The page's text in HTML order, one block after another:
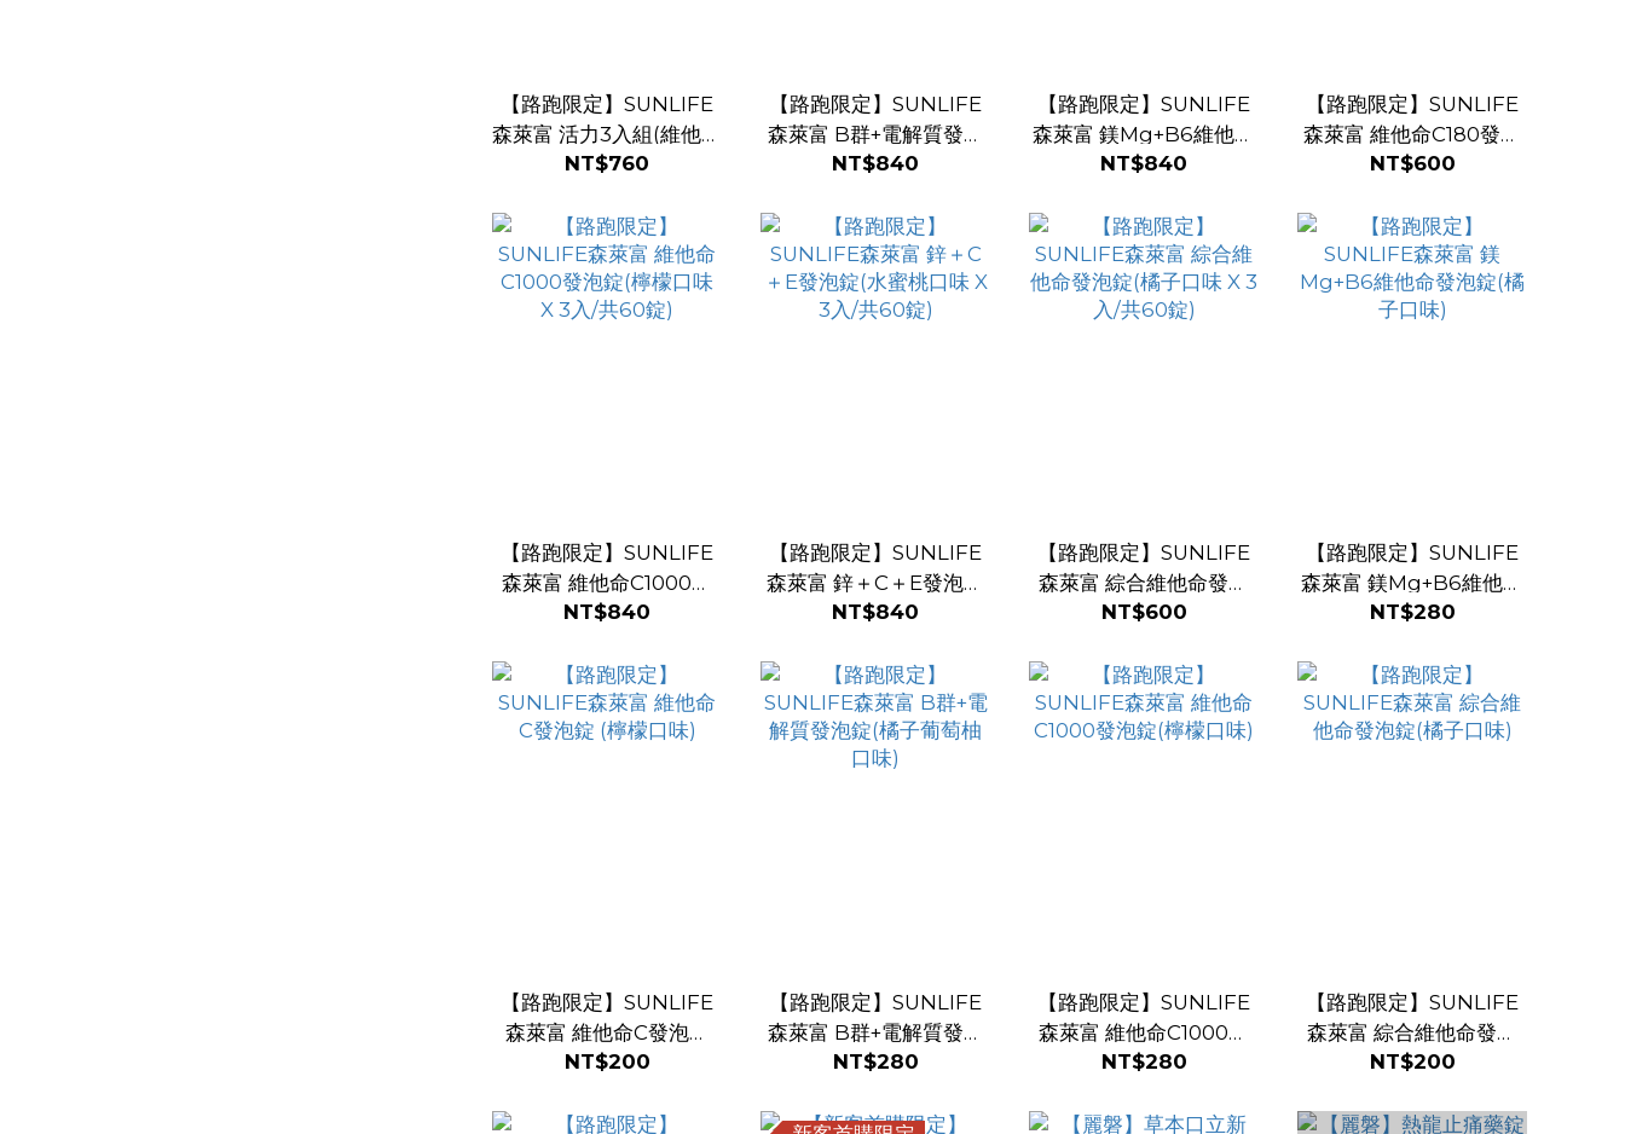
【路跑限定】SUNLIFE
森萊富 活力3入組(維他命
C、B+電解質、鋅
NT$760
【路跑限定】SUNLIFE
森萊富 B群+電解質發泡
錠(橘子葡萄柚口味 X 3
NT$840
【路跑限定】SUNLIFE
森萊富 鎂Mg+B6維他命
發泡錠(橘子口味 x 3入
NT$840
【路跑限定】SUNLIFE
森萊富 維他命C180發泡
錠(檸檬口味 X 3入/共60
NT$600
【路跑限定】SUNLIFE
森萊富 維他命C1000發
泡錠(檸檬口味 X 3入/共
NT$840
【路跑限定】SUNLIFE
森萊富 鋅＋C＋E發泡錠
(水蜜桃口味 X 3入/共60
NT$840
【路跑限定】SUNLIFE
森萊富 綜合維他命發泡
錠(橘子口味 X 3入/共60
NT$600
【路跑限定】SUNLIFE
森萊富 鎂Mg+B6維他命
發泡錠(橘子口味)
NT$280
【路跑限定】SUNLIFE
森萊富 維他命C發泡錠
(檸檬口味)
NT$200
【路跑限定】SUNLIFE
森萊富 B群+電解質發泡
錠(橘子葡萄柚口味)
NT$280
【路跑限定】SUNLIFE
森萊富 維他命C1000發
泡錠(檸檬口味)
NT$280
【路跑限定】SUNLIFE
森萊富 綜合維他命發泡
錠(橘子口味)
NT$200